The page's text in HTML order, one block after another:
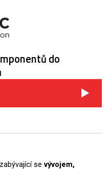
do
se vývojem,